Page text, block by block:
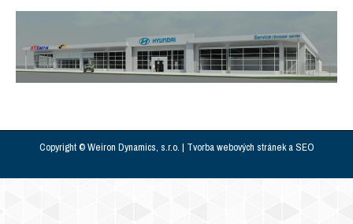
Copyright © Weiron Dynamics, s.r.o. | Tvorba webových stránekaSEO